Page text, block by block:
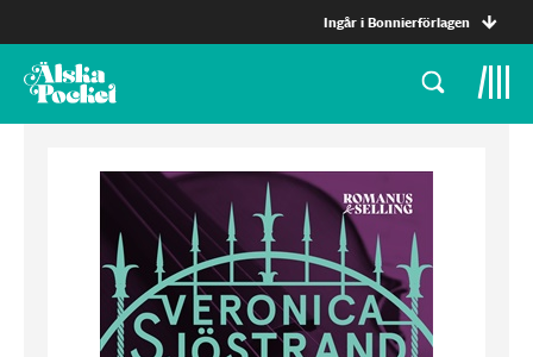
Ingår i Bonnierförlagen